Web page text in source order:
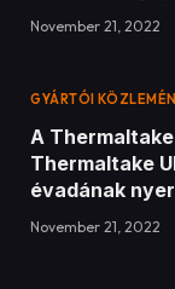
November 21, 2022
GYÁRTÓI
A
Thermaltake
évadának
November 21, 2022